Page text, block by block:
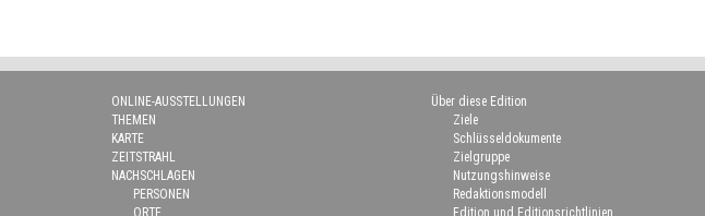
ONLINE-AUSSTELLUNGEN
THEMEN
KARTE
ZEITSTRAHL
NACHSCHLAGEN
PERSONEN
ORTE
Über diese Edition
Ziele
Schlüsseldokumente
Zielgruppe
Nutzungshinweise
Redaktionsmodell
Edition und Editionsrichtlinien